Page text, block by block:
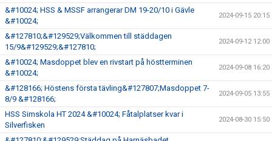
&#10024; HSS & MSSF arrangerar DM 19-20/10 i Gävle
&#10024;
2024-09-15 20:15
&#127810;&#129529;Välkommen till städdagen
15/9&#129529;&#127810;
2024-09-12 12:00
&#10024; Masdoppet blev en rivstart på höstterminen
&#10024;
2024-09-08 16:20
&#128166; Höstens första tävling&#127807;Masdoppet 7-
8/9 &#128166;
2024-09-05 13:55
HSS Simskola HT 2024 &#10024; Fåtalplatser kvar i
Silverfisken
2024-08-30 15:50